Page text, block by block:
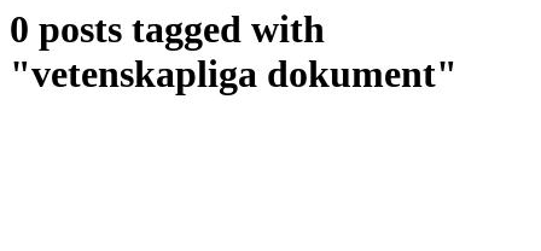
0 posts tagged with
"vetenskapliga dokument"